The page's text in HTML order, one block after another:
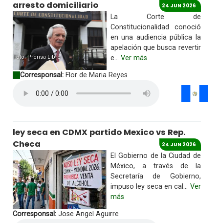
arresto domiciliario
24 JUN 2026
Foto: Prensa Libre
La Corte de
Constitucionalidad conoció
en una audiencia pública la
apelación que busca revertir
e... Ver más
Corresponsal:Flor de Maria Reyes
ley seca en CDMX partido Mexico vs Rep.
Checa
24 JUN 2026
El Gobierno de la Ciudad de
México, a través de la
Secretaría de Gobierno,
impuso ley seca en cal... Ver
más
Corresponsal:Jose Angel Aguirre